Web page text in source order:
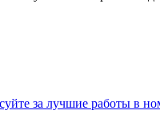
за лучшие работы